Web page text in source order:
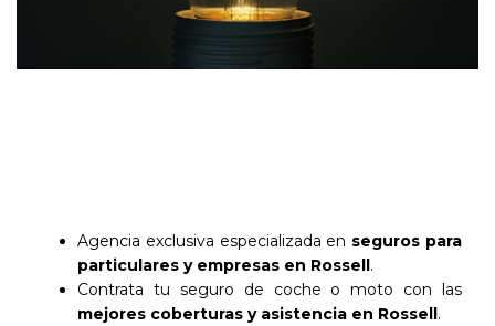
Agencia exclusiva especializada en seguros para
particulares y empresas en Rossell.
Contrata tu seguro de coche o moto con las
mejores coberturas y asistencia en Rossell.